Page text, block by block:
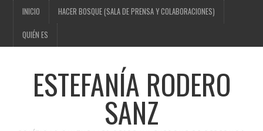
INICIO HACER BOSQUE (SALA DE PRENSA Y COLABORACIONES)
QUIÉN ES
ESTEFANÍA RODERO
SANZ